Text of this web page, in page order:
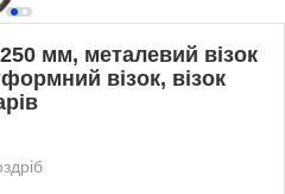
мм, металевий візок
візок, візок